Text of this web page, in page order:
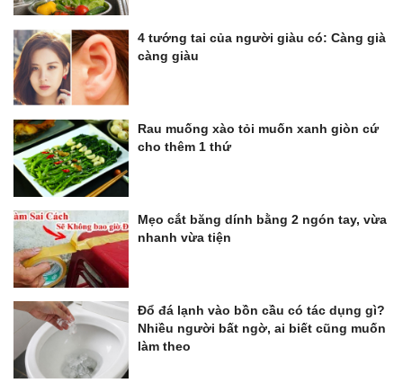
4 tướng tai của người giàu có: Càng già
càng giàu
Rau muống xào tỏi muốn xanh giòn cứ
cho thêm 1 thứ
Mẹo cắt băng dính bằng 2 ngón tay, vừa
nhanh vừa tiện
Đổ đá lạnh vào bồn cầu có tác dụng gì?
Nhiều người bất ngờ, ai biết cũng muốn
làm theo